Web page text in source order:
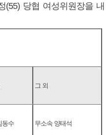
(55) 당협 여성위원장을 내
그 외
동수 무소속 양태석